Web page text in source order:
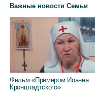
Важные новости Семьи
Фильм «Примером Иоанна
Кронштадтского»